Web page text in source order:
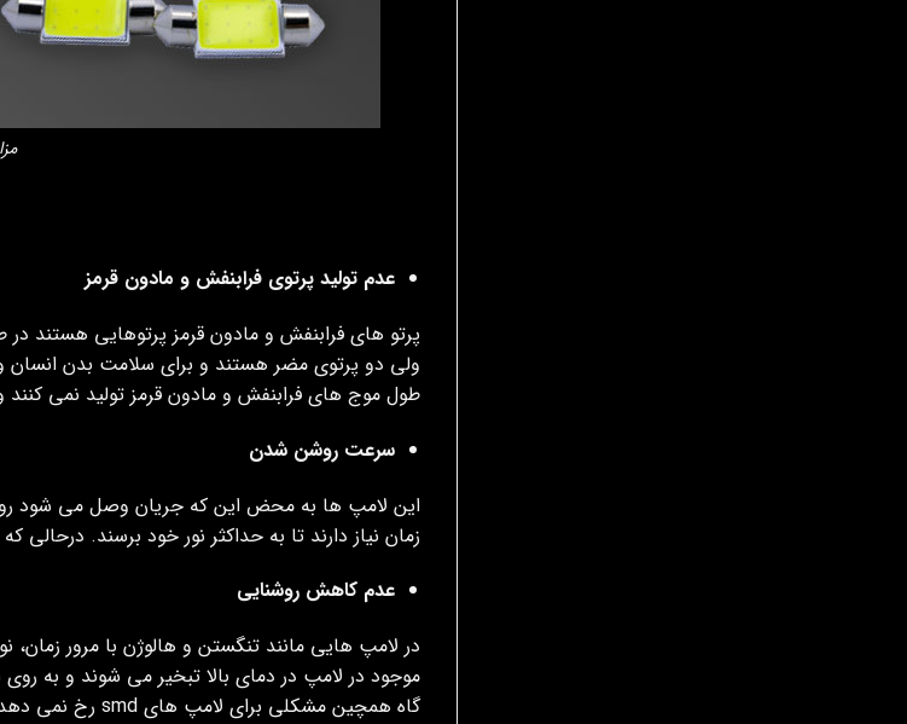
عدم تولید پرتوی فرابنفش و مادون قرمز
پرتو های فرابنفش و مادون قرمز پرتوهایی هستند
ولی دو پرتوی مضر هستند و برای سلامت بدن انسان
طول موج های فرابنفش و مادون قرمز تولید نمی
سرعت روشن شدن
این لامپ ها به محض این که جریان وصل می شود
زمان نیاز دارند تا به حداکثر نور خود برسند.
عدم کاهش روشنایی
در لامپ هایی مانند تنگستن و هالوژن با مرور
موجود در لامپ در دمای بالا تبخیر می شوند و به
گاه همچین مشکلی برای لامپ های smd رخ نمی دهد و آن ها روشنایی خودشان را از دست نمی دهند.